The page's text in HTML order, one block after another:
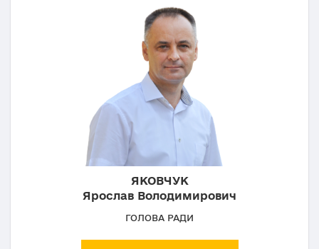
ЯКОВЧУК
Ярослав Володимирович
ГОЛОВА РАДИ